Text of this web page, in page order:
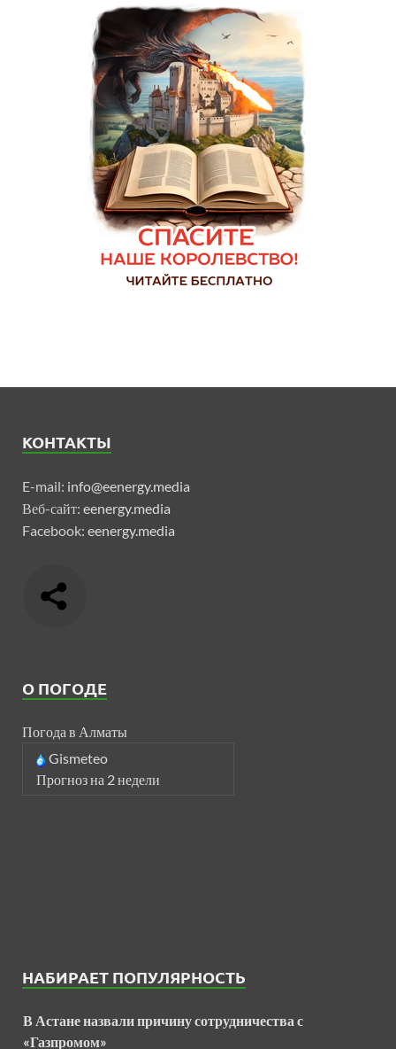
КОНТАКТЫ
E-mail: info@eenergy.media
Веб-сайт: eenergy.media
Facebook: eenergy.media
О ПОГОДЕ
Погода в Алматы
Gismeteo
Прогноз на 2 недели
НАБИРАЕТ ПОПУЛЯРНОСТЬ
В Астане назвали причину сотрудничества с
«Газпромом»